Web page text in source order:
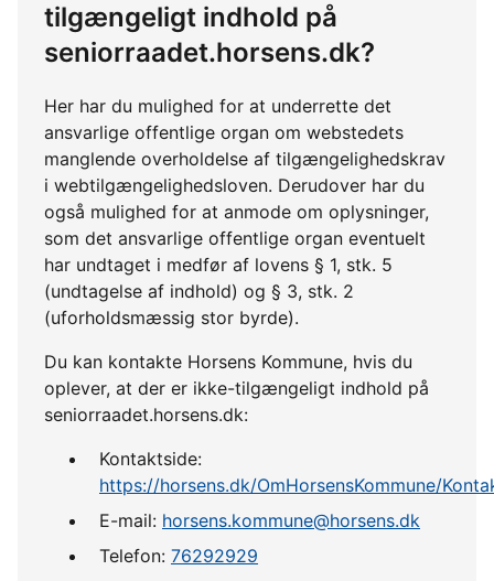
tilgængeligt indhold på
seniorraadet.horsens.dk?
Her har du mulighed for at underrette det
ansvarlige offentlige organ om webstedets
manglende overholdelse af tilgængelighedskrav
i webtilgængelighedsloven. Derudover har du
også mulighed for at anmode om oplysninger,
som det ansvarlige offentlige organ eventuelt
har undtaget i medfør af lovens § 1, stk. 5
(undtagelse af indhold) og § 3, stk. 2
(uforholdsmæssig stor byrde).
Du kan kontakte Horsens Kommune, hvis du
oplever, at der er ikke-tilgængeligt indhold på
seniorraadet.horsens.dk:
Kontaktside:
https://horsens.dk/OmHorsensKommune/
E-mail: horsens.kommune@horsens.dk
Telefon: 76292929